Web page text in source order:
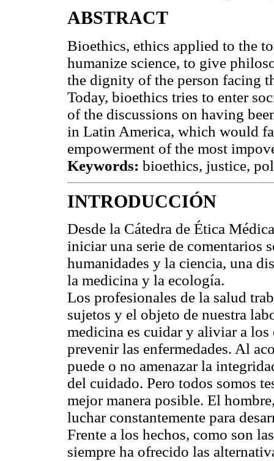
ABSTRACT
Bioethics, ethics applied to the
humanize science, to give
the dignity of the person facing
Today, bioethics tries to enter
of the discussions on having
in Latin America, which would
empowerment of the most
Keywords: bioethics, justice,
INTRODUCCIÓN
Desde la Cátedra de Ética
iniciar una serie de comentarios
humanidades y la ciencia, una
la medicina y la ecología.
Los profesionales de la salud
sujetos y el objeto de nuestra
medicina es cuidar y aliviar a los
prevenir las enfermedades. Al
puede o no amenazar la
del cuidado. Pero todos somos
mejor manera posible. El
luchar constantemente para
Frente a los hechos, como son
siempre ha ofrecido las